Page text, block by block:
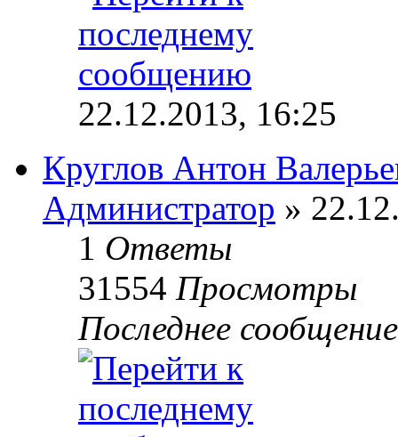
22.12.2013, 16:25
Круглов Антон
Администратор »
1 Ответы
31554 Просмотры
Последнее